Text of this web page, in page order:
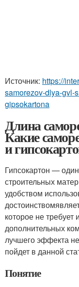
Источник: https://
samorezov-dlya-gvl-
gipsokartona
Длина
Какие
и
Гипсокартон —
строительных
удобством
которое не
дополнительных
лучшего эффекта
пойдет в данной
Понятие